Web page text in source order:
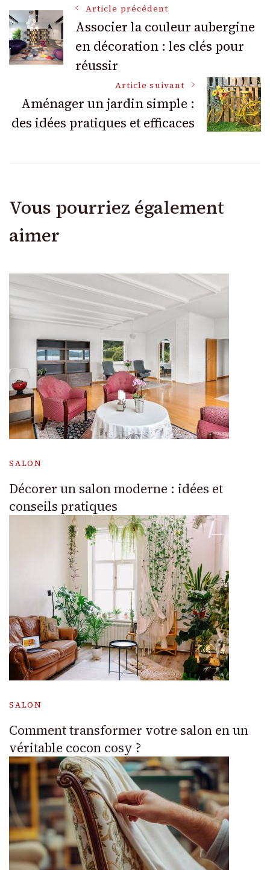
Navigation
des
articles
Article précédent
Associer la couleur aubergine
en décoration : les clés pour
réussir
Article suivant
Aménager un jardin simple :
des idées pratiques et efficaces
Vous pourriez également
aimer
SALON
Décorer un salon moderne : idées et
conseils pratiques
SALON
Comment transformer votre salon en un
véritable cocon cosy ?